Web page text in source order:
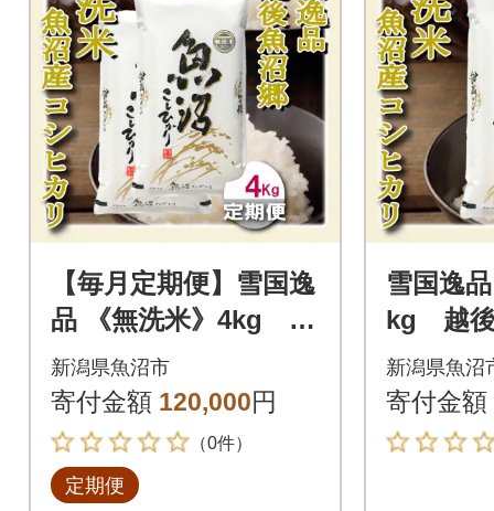
【毎月定期便】雪国逸
品 《無洗米》4kg 越
後魚沼郷 魚沼産コシ
ヒカリ全6回
新潟県魚沼市
寄付金額 120,000円
（0件）
定期便
雪国逸
kg 越後
産コシ
新潟県魚沼
寄付金額